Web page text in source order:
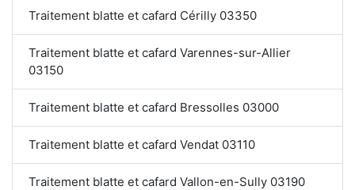
Traitement blatte et cafard Cérilly 03350
Traitement blatte et cafard Varennes-sur-Allier
03150
Traitement blatte et cafard Bressolles 03000
Traitement blatte et cafard Vendat 03110
Traitement blatte et cafard Vallon-en-Sully 03190